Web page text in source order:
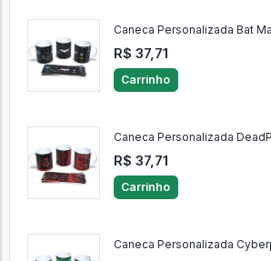
Caneca Personalizada Bat
R$ 37,71
Carrinho
Caneca Personalizada
R$ 37,71
Carrinho
Caneca Personalizada